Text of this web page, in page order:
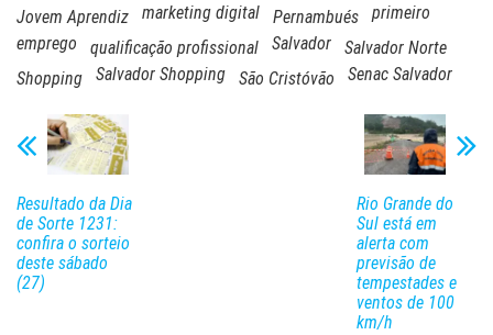
Jovem Aprendiz
marketing digital Pernambués
primeiro
emprego
qualificação profissional Salvador
Salvador Norte
Shopping
Salvador Shopping São Cristóvão Senac Salvador
Resultado da Dia
de Sorte 1231:
confira o sorteio
deste sábado
(27)
Rio Grande do
Sul está em
alerta com
previsão de
tempestades e
ventos de 100
km/h